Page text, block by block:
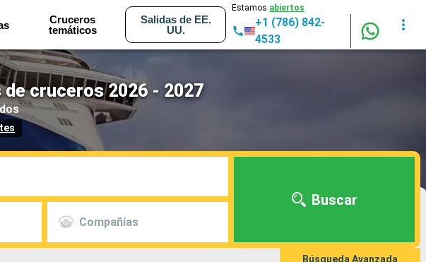
Cruceros
temáticos
Salidas de EE.
UU.
Estamos abiertos
+1 (786) 842-
4533
cruceros 2026 - 2027
Compañías
Buscar
Búsqueda Avanzada